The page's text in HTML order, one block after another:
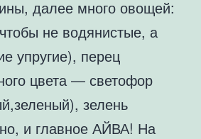
далее много овощей:
не водянистые, а
упругие), перец
цвета — светофор
зелень
и главное АЙВА! На